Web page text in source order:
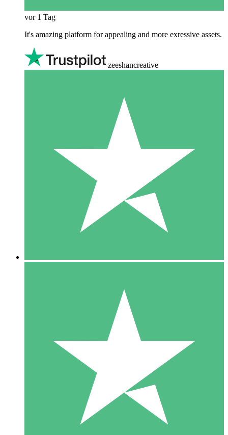
vor 1 Tag
It's amazing platform for appealing and more exressive assets.
zeeshancreative